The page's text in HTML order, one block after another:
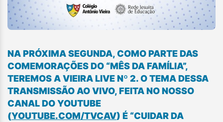
NA PRÓXIMA SEGUNDA, COMO PARTE DAS
COMEMORAÇÕES DO “MÊS DA FAMÍLIA”,
TEREMOS A VIEIRA LIVE Nº 2. O TEMA DESSA
TRANSMISSÃO AO VIVO, FEITA NO NOSSO
CANAL DO YOUTUBE
(YOUTUBE.COM/TVCAV) É “CUIDAR DA